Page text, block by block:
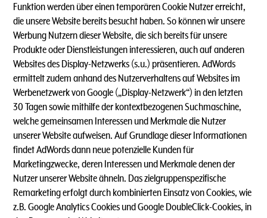
Funktion werden über einen temporären Cookie Nutzer erreicht,
die unsere Website bereits besucht haben. So können wir unsere
Werbung Nutzern dieser Website, die sich bereits für unsere
Produkte oder Dienstleistungen interessieren, auch auf anderen
Websites des Display-Netzwerks (s.u.) präsentieren. AdWords
ermittelt zudem anhand des Nutzerverhaltens auf Websites im
Werbenetzwerk von Google („Display-Netzwerk“) in den letzten
30 Tagen sowie mithilfe der kontextbezogenen Suchmaschine,
welche gemeinsamen Interessen und Merkmale die Nutzer
unserer Website aufweisen. Auf Grundlage dieser Informationen
findet AdWords dann neue potenzielle Kunden für
Marketingzwecke, deren Interessen und Merkmale denen der
Nutzer unserer Website ähneln. Das zielgruppenspezifische
Remarketing erfolgt durch kombinierten Einsatz von Cookies, wie
z.B. Google Analytics Cookies und Google DoubleClick-Cookies, in